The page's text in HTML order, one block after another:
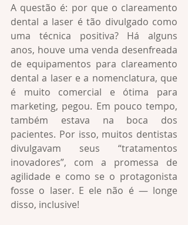
A questão é: por que o clareamento
dental a laser é tão divulgado como
uma técnica positiva? Há alguns
anos, houve uma venda desenfreada
de equipamentos para clareamento
dental a laser e a nomenclatura, que
é muito comercial e ótima para
marketing, pegou. Em pouco tempo,
também estava na boca dos
pacientes. Por isso, muitos dentistas
divulgavam seus “tratamentos
inovadores”, com a promessa de
agilidade e como se o protagonista
fosse o laser. E ele não é — longe
disso, inclusive!